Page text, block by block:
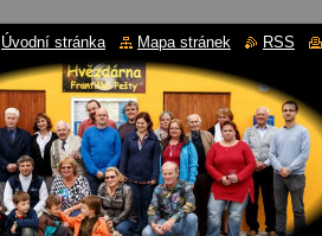
Úvodní stránka Mapa stránek RSS